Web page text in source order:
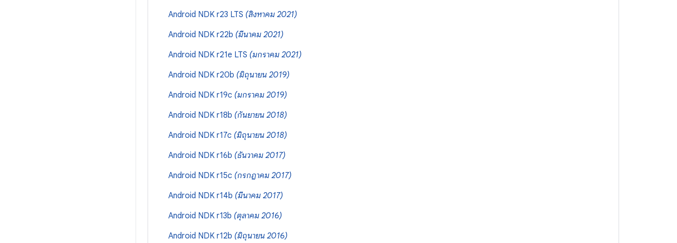
Android NDK r23 LTS (สิงหาคม 2021)
Android NDK r22b (มีนาคม 2021)
Android NDK r21e LTS (มกราคม 2021)
Android NDK r20b (มิถุนายน 2019)
Android NDK r19c (มกราคม 2019)
Android NDK r18b (กันยายน 2018)
Android NDK r17c (มิถุนายน 2018)
Android NDK r16b (ธันวาคม 2017)
Android NDK r15c (กรกฎาคม 2017)
Android NDK r14b (มีนาคม 2017)
Android NDK r13b (ตุลาคม 2016)
Android NDK r12b (มิถุนายน 2016)